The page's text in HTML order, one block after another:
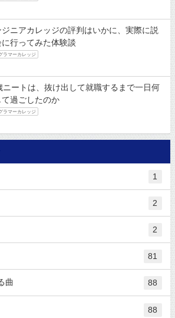
ジニアカレッジの評判はいかに、実際に説
に行ってみた体験談
ラマーカレッジ
ニートは、抜け出して就職するまで一日何
て過ごしたのか
ラマーカレッジ
1
2
2
81
曲 88
88